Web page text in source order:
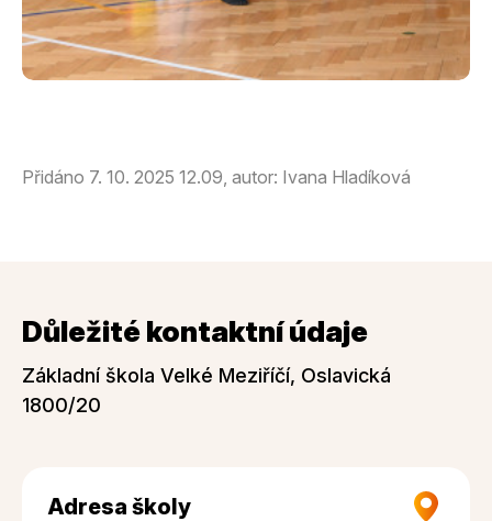
Přidáno 7. 10. 2025 12.09, autor: Ivana Hladíková
Důležité kontaktní údaje
Základní škola Velké Meziříčí, Oslavická
1800/20
Adresa školy